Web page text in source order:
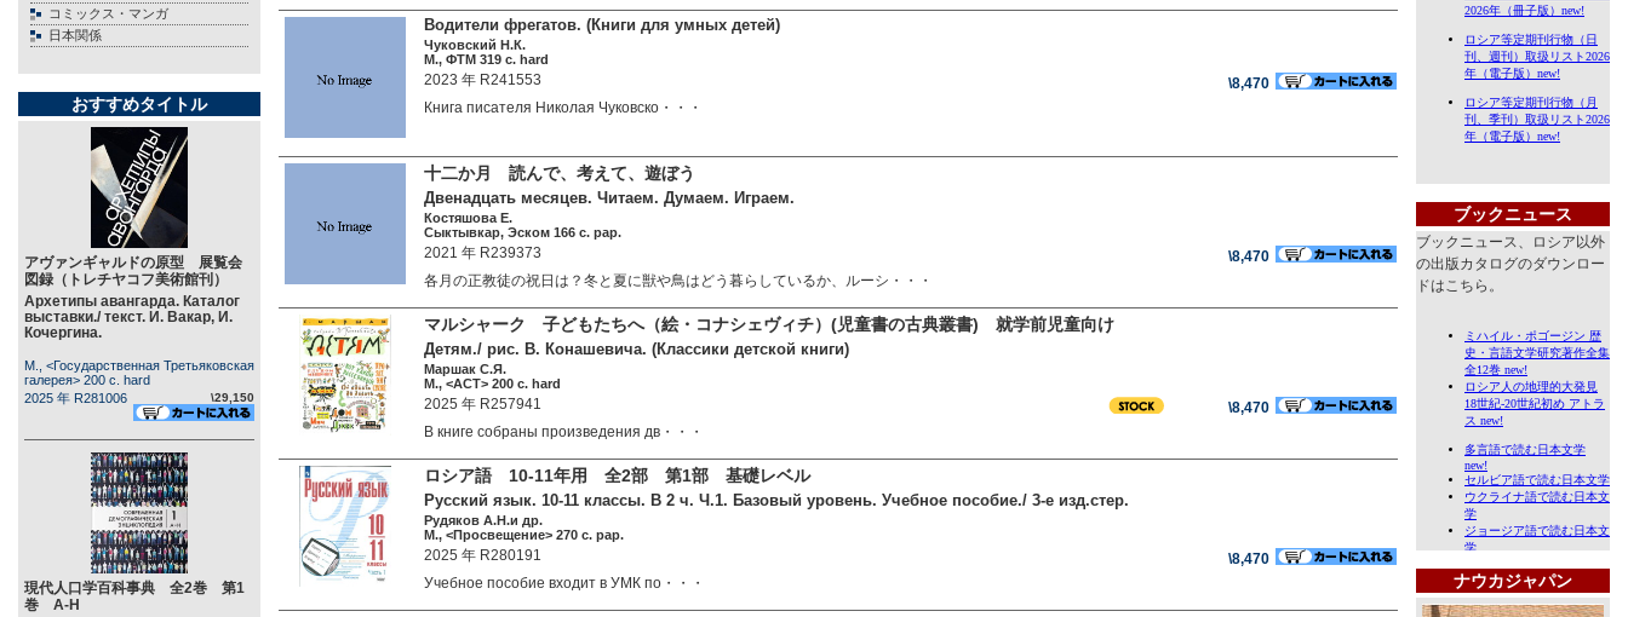
コミックス・マンガ
日本関係
おすすめタイトル
アヴァンギャルドの原型 展覧会
図録（トレチヤコフ美術館刊）
Архетипы авангарда. Каталог
выставки./ текст. И. Вакар, И.
Кочергина.
М., <Государственная Третьяковская
галерея> 200 c. hard
2025 年 R281006
\29,150
現代人口学百科事典 全2巻 第1
巻 А-Н
Водители фрегатов. (Книги для умных детей)
Чуковский Н.К.
М., ФТМ 319 c. hard
2023 年 R241553
\8,470
Книга писателя Николая Чуковско・・・
十二か月 読んで、考えて、遊ぼう
Двенадцать месяцев. Читаем. Думаем. Играем.
Костяшова Е.
Сыктывкар, Эском 166 c. pap.
2021 年 R239373
\8,470
各月の正教徒の祝日は？冬と夏に獣や鳥はどう暮らしているか、ルーシ・・・
マルシャーク 子どもたちへ（絵・コナシェヴィチ）(児童書の古典叢書) 就学前児童向け
Детям./ рис. В. Конашевича. (Классики детской книги)
Маршак С.Я.
М., <АСТ> 200 c. hard
2025 年 R257941
\8,470
В книге собраны произведения дв・・・
ロシア語 10-11年用 全2部 第1部 基礎レベル
Русский язык. 10-11 классы. В 2 ч. Ч.1. Базовый уровень. Учебное пособие./ 3-е изд.стер.
Рудяков А.Н.и др.
М., <Просвещение> 270 c. pap.
2025 年 R280191
\8,470
Учебное пособие входит в УМК по・・・
ブックニュース
ブックニュース、ロシア以外
の出版カタログのダウンロー
ドはこちら。
ナウカジャパン